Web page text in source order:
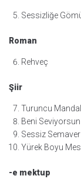
Sessizliğe
Roman
Rehveç
Şiir
Turuncu Mandal
Beni Seviyorsun
Sessiz
Yürek Boyu
-e mektup